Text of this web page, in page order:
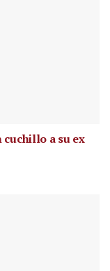
cuchillo a su ex